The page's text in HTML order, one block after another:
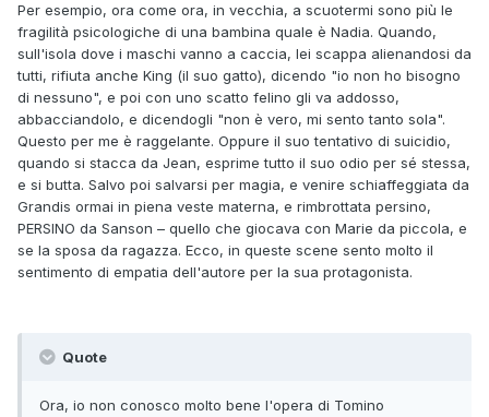
Per esempio, ora come ora, in vecchia, a scuotermi sono più le
fragilità psicologiche di una bambina quale è Nadia. Quando,
sull'isola dove i maschi vanno a caccia, lei scappa alienandosi da
tutti, rifiuta anche King (il suo gatto), dicendo "io non ho bisogno
di nessuno", e poi con uno scatto felino gli va addosso,
abbacciandolo, e dicendogli "non è vero, mi sento tanto sola".
Questo per me è raggelante. Oppure il suo tentativo di suicidio,
quando si stacca da Jean, esprime tutto il suo odio per sé stessa,
e si butta. Salvo poi salvarsi per magia, e venire schiaffeggiata da
Grandis ormai in piena veste materna, e rimbrottata persino,
PERSINO da Sanson – quello che giocava con Marie da piccola, e
se la sposa da ragazza. Ecco, in queste scene sento molto il
sentimento di empatia dell'autore per la sua protagonista.
Quote
Ora, io non conosco molto bene l'opera di Tomino